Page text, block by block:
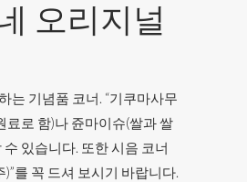
오리지널
는 기념품 코너. “기쿠마사무
료로 함)나 쥰마이슈(쌀과 쌀
있습니다. 또한 시음 코너
를 꼭 드셔 보시기 바랍니다.